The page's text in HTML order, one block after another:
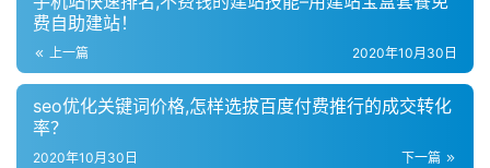
费自助建站！
上一篇 2020年10月30日
seo优化关键词价格,怎样选拔百度付费推行的成交转化
率？
下一篇
2020年10月30日